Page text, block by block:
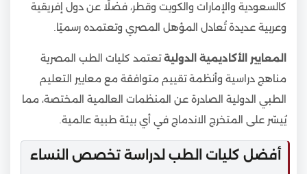
كالسعودية والإمارات والكويت وقطر، فضلًا عن دول إفريقية
وعربية عديدة تُعادل المؤهل المصري وتعتمده رسميًا.
المعايير الأكاديمية الدوليةتعتمد كليات الطب المصرية
مناهج دراسية وأنظمة تقييم متوافقة مع معايير التعليم
الطبي الدولية الصادرة عن المنظمات العالمية المختصة، مما
يُيسّر على المتخرج الاندماج في أي بيئة طبية عالمية.
أفضل كليات الطب لدراسة تخصص النساء